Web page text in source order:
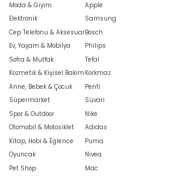
Moda & Giyim
Elektronik
Cep Telefonu & Aksesuar
Ev, Yaşam & Mobilya
Sofra & Mutfak
Kozmetik & Kişisel Bakım
Anne, Bebek & Çocuk
Süpermarket
Spor & Outdoor
Otomobil & Motosiklet
Kitap, Hobi & Eğlence
Oyuncak
Pet Shop
Apple
Samsung
Bosch
Philips
Tefal
Korkmaz
Penti
Süvari
Nike
Adidas
Puma
Nivea
Mac